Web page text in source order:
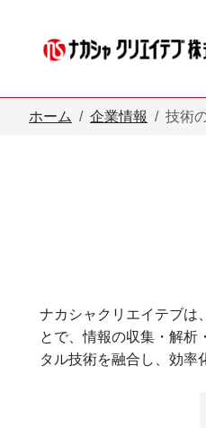
ホーム 企業情報 技術
ナカシャクリエイテブは
とで、情報の収集・解析
タル技術を融合し、効率